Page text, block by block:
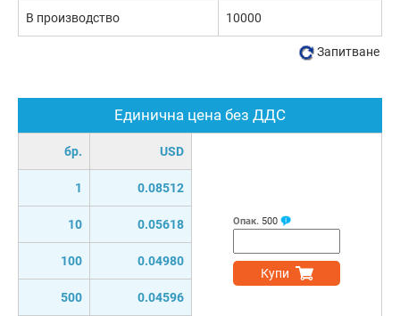
Единична цена без ДДС
бр. USD
1 0.08512
10 0.05618
100 0.04980
500 0.04596
Опак. 500
Купи
В производство 10000
Запитване